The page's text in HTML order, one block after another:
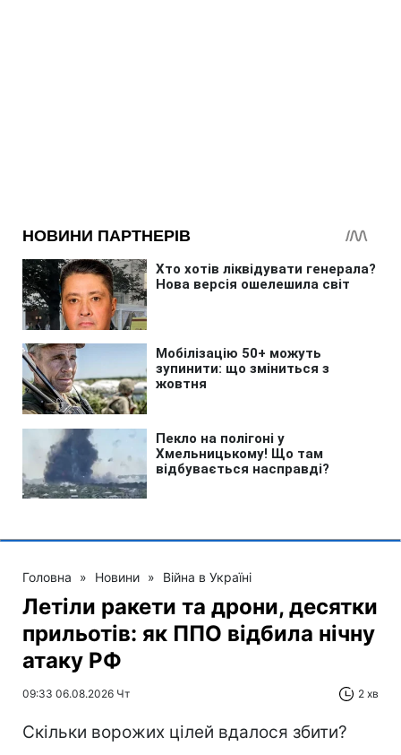
Головна » Новини » Війна в Україні
Летіли ракети та дрони, десятки
прильотів: як ППО відбила нічну
атаку РФ
09:33 06.08.2026 Чт 2 хв
Скільки ворожих цілей вдалося збити?